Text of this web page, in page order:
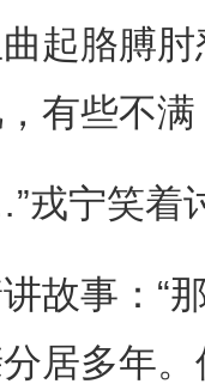
胳膊肘
有些不满
笑着讨
事：“那
居多年